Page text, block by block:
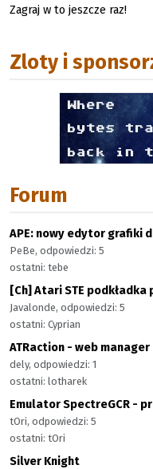
Zagraj w to jeszcze raz!
Zloty i
Forum
APE: nowy edytor grafiki
PeBe, odpowiedzi: 5
ostatni: tebe
[Ch] Atari STE podkładka
Javalonde, odpowiedzi: 5
ostatni: Cyprian
ATRaction - web manager
dely, odpowiedzi: 1
ostatni: lotharek
Emulator SpectreGCR -
tOri, odpowiedzi: 5
ostatni: tOri
Silver Knight